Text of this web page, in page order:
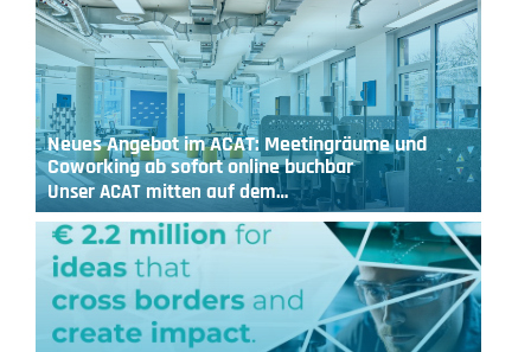
Neues Angebot im ACAT: Meetingräume und
Coworking ab sofort online buchbar
Unser ACAT mitten auf dem…